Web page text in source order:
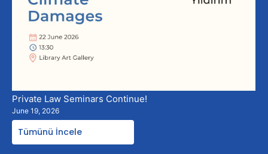
Private Law Seminars Continue!
June 19, 2026
Tümünü İncele